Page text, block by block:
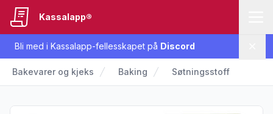
Bli med i Kassalapp-fellesskapet på Discord
Kassalapp®
Bakevarer og kjeks Baking Søtningsstoff